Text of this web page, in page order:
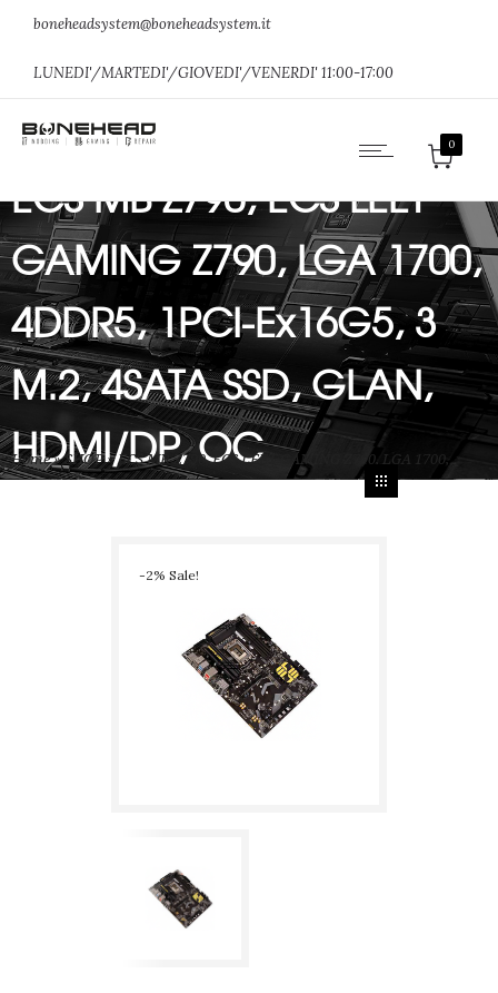
boneheadsystem@boneheadsystem.it
LUNEDI'/MARTEDI'/GIOVEDI'/VENERDI' 11:00-17:00
0
ECS MB Z790, ECS LEET
GAMING Z790, LGA 1700,
4DDR5, 1PCI-Ex16G5, 3
M.2, 4SATA SSD, GLAN,
HDMI/DP, OC
Home»SHOP»ECS MB Z790, ECS LEET GAMING Z790, LGA 1700,
4DDR5, 1PCI-Ex16G5, 3 M.2, 4SATA SSD, GLAN, HDMI/DP, OC
-2% Sale!